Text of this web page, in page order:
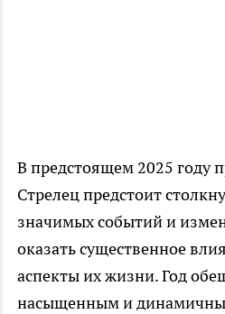
В предстоящем 2025 году
Стрелец предстоит
значимых событий и
оказать существенное
аспекты их жизни. Год
насыщенным и